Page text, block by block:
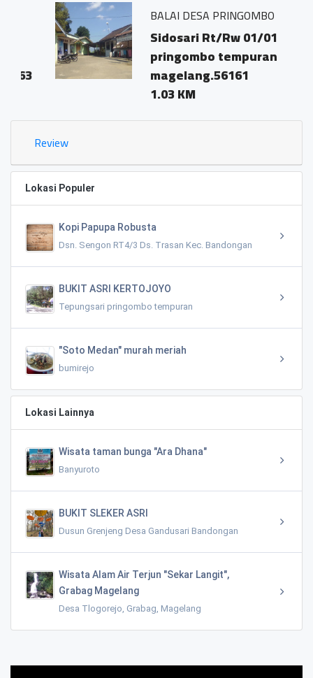
BALAI DESA PRINGOMBO
Sidosari Rt/Rw 01/01
pringombo tempuran
magelang.56161
1.03 KM
Review
Lokasi Populer
Kopi Papupa Robusta
Dsn. Sengon RT4/3 Ds. Trasan Kec. Bandongan
BUKIT ASRI KERTOJOYO
Tepungsari pringombo tempuran
"Soto Medan" murah meriah
bumirejo
Lokasi Lainnya
Wisata taman bunga "Ara Dhana"
Banyuroto
BUKIT SLEKER ASRI
Dusun Grenjeng Desa Gandusari Bandongan
Wisata Alam Air Terjun "Sekar Langit",
Grabag Magelang
Desa Tlogorejo, Grabag, Magelang